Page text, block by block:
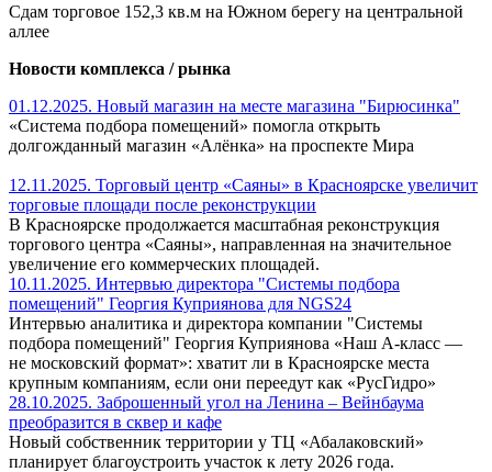
Сдам торговое 152,3 кв.м на Южном берегу на центральной
аллее
Новости комплекса / рынка
01.12.2025. Новый магазин на месте магазина "Бирюсинка"
«Система подбора помещений» помогла открыть
долгожданный магазин «Алёнка» на проспекте Мира
12.11.2025. Торговый центр «Саяны» в Красноярске увеличит
торговые площади после реконструкции
В Красноярске продолжается масштабная реконструкция
торгового центра «Саяны», направленная на значительное
увеличение его коммерческих площадей.
10.11.2025. Интервью директора "Системы подбора
помещений" Георгия Куприянова для NGS24
Интервью аналитика и директора компании "Системы
подбора помещений" Георгия Куприянова «Наш A-класс —
не московский формат»: хватит ли в Красноярске места
крупным компаниям, если они переедут как «РусГидро»
28.10.2025. Заброшенный угол на Ленина – Вейнбаума
преобразится в сквер и кафе
Новый собственник территории у ТЦ «Абалаковский»
планирует благоустроить участок к лету 2026 года.